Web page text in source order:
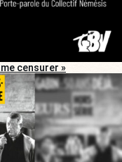
me censurer »